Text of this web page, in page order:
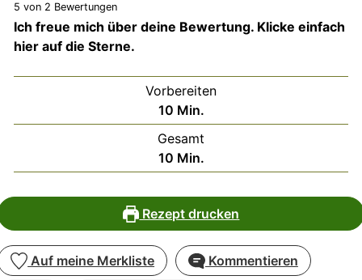
5 von 2 Bewertungen
Ich freue mich über deine Bewertung. Klicke einfach
hier auf die Sterne.
Vorbereiten
10Minuten
Min.
Gesamt
10Minuten
Min.
Rezept drucken
Auf meine Merkliste Kommentieren